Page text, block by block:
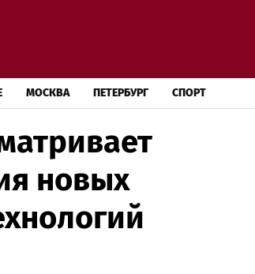
МОСКВА ПЕТЕРБУРГ СПОРТ
новых